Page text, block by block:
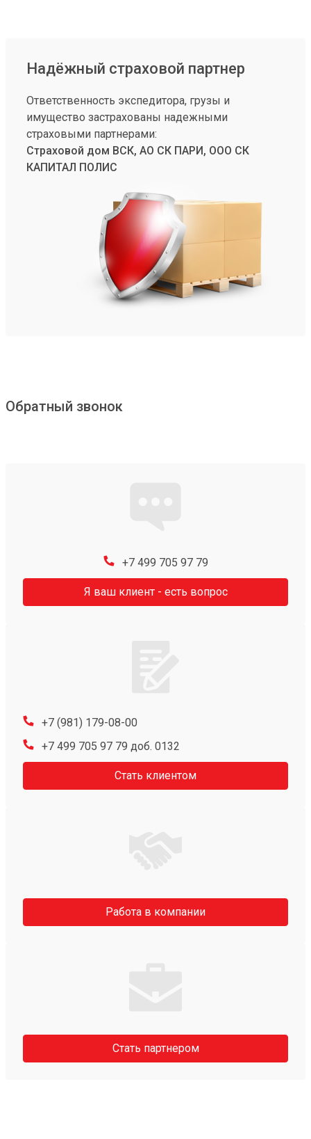
Надёжный страховой партнер
Ответственность экспедитора, грузы и
имущество застрахованы надежными
страховыми партнерами:
Страховой дом ВСК, АО СК ПАРИ, ООО СК
КАПИТАЛ ПОЛИС
Обратный звонок
+7 499 705 97 79
Я ваш клиент - есть вопрос
+7 (981) 179-08-00
+7 499 705 97 79 доб. 0132
Стать клиентом
Работа в компании
Стать партнером